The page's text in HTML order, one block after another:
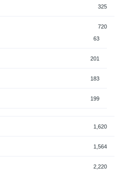
325
720
63
201
183
199
1,620
1,564
2,220